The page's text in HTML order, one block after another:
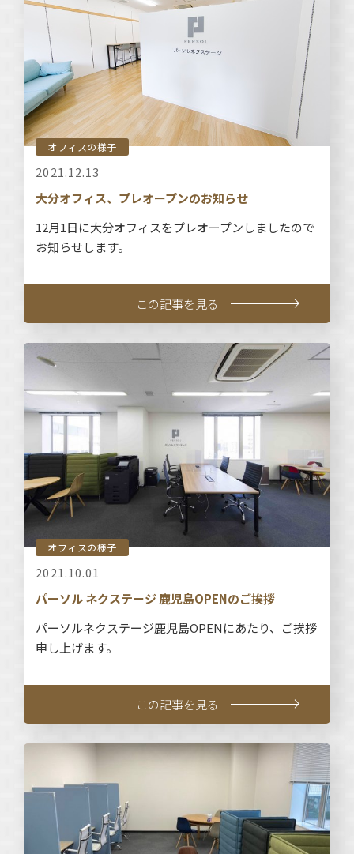
オフィスの様子
2021.12.13
大分オフィス、プレオープンのお知らせ
12月1日に大分オフィスをプレオープンしましたので
お知らせします。
この記事を見る
オフィスの様子
2021.10.01
パーソル ネクステージ 鹿児島OPENのご挨拶
パーソルネクステージ鹿児島OPENにあたり、ご挨拶
申し上げます。
この記事を見る